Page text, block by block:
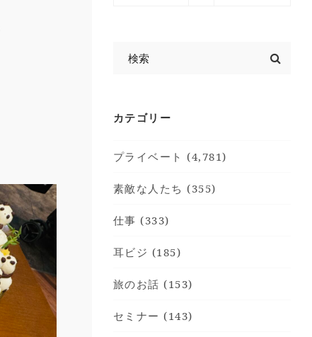
カテゴリー
プライベート (4,781)
素敵な人たち (355)
仕事 (333)
耳ビジ (185)
旅のお話 (153)
セミナー (143)